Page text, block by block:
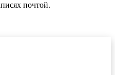
почтой.